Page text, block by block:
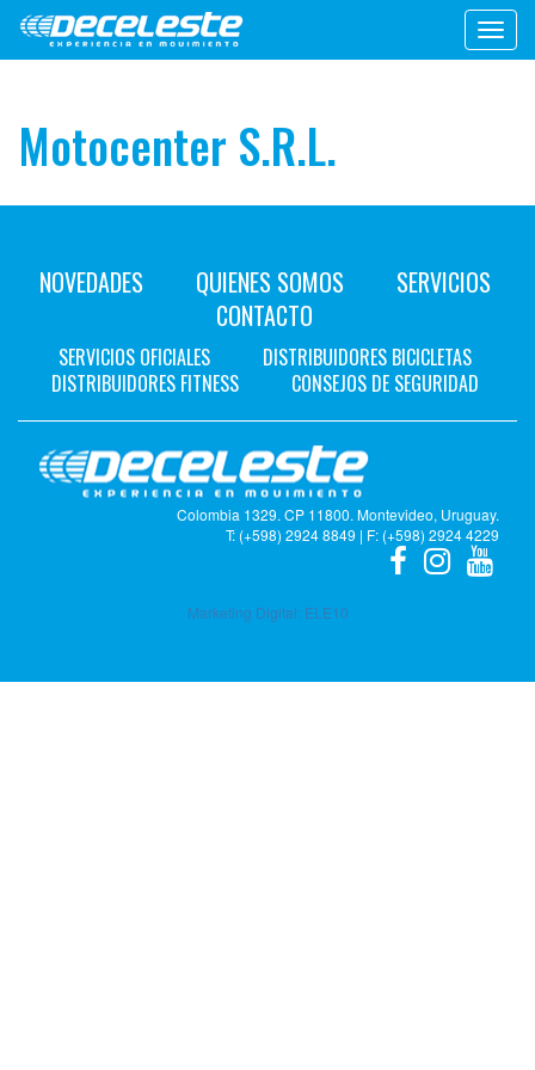
Motocenter S.R.L.
NOVEDADES QUIENES SOMOS
SERVICIOS
CONTACTO
SERVICIOS OFICIALES
DISTRIBUIDORES BICICLETAS
DISTRIBUIDORES FITNESS
CONSEJOS DE SEGURIDAD
Colombia 1329. CP 11800. Montevideo, Uruguay.
T: (+598) 2924 8849 | F: (+598) 2924 4229
Marketing Digital: ELE10